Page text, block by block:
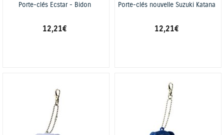
Porte-clés Ecstar - Bidon
12,21 €
Porte-clés nouvelle Suzuki Katana
12,21 €